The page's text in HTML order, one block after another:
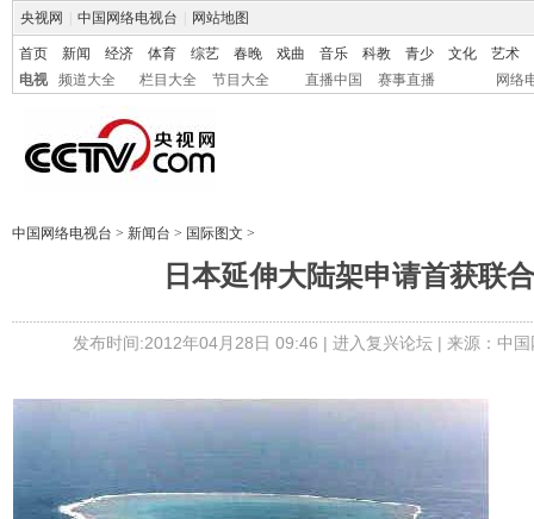
央视网 中国网络电视台 网站地图
首页 新闻 经济 体育 综艺 春晚 戏曲 音乐 科教 青少 文化
艺术
电视
频道大全 栏目大全 节目大全 直播中国 赛事直播 网络
中国网络电视台 > 新闻台 > 国际图文 >
日本延伸大陆架申请首获联
发布时间:2012年04月28日 09:46 | 进入复兴论坛| 来源：中